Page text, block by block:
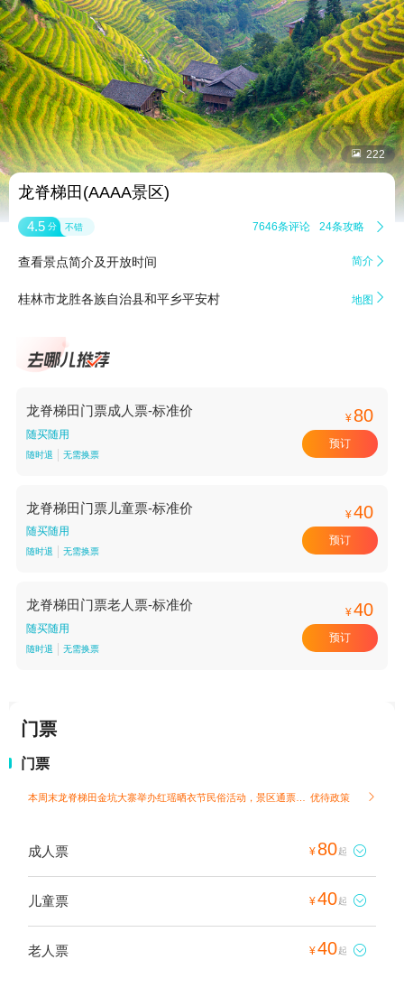
 222
龙脊梯田(AAAA景区)
4.5 分 不错 7646条评论 24条攻略 
查看景点简介及开放时间 简介 
桂林市龙胜各族自治县和平乡平安村 地图 
龙脊梯田门票成人票-标准价
随买随用
随时退 无需换票
¥ 80
预订
龙脊梯田门票儿童票-标准价
随买随用
随时退 无需换票
¥40
预订
龙脊梯田门票老人票-标准价
随买随用
随时退 无需换票
¥40
预订
门票
门票
优待政策 
成人票 ¥ 80起 
儿童票 ¥40起 
老人票 ¥40起 
